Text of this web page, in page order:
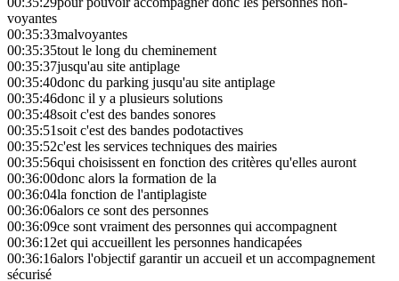
voyantes
00:35:33malvoyantes
00:35:35tout le long du cheminement
00:35:37jusqu'au site antiplage
00:35:40donc du parking jusqu'au site antiplage
00:35:46donc il y a plusieurs solutions
00:35:48soit c'est des bandes sonores
00:35:51soit c'est des bandes podotactives
00:35:52c'est les services techniques des mairies
00:35:56qui choisissent en fonction des critères qu'elles auront
00:36:00donc alors la formation de la
00:36:04la fonction de l'antiplagiste
00:36:06alors ce sont des personnes
00:36:09ce sont vraiment des personnes qui accompagnent
00:36:12et qui accueillent les personnes handicapées
00:36:16alors l'objectif garantir un accueil et un accompagnement
sécurisé